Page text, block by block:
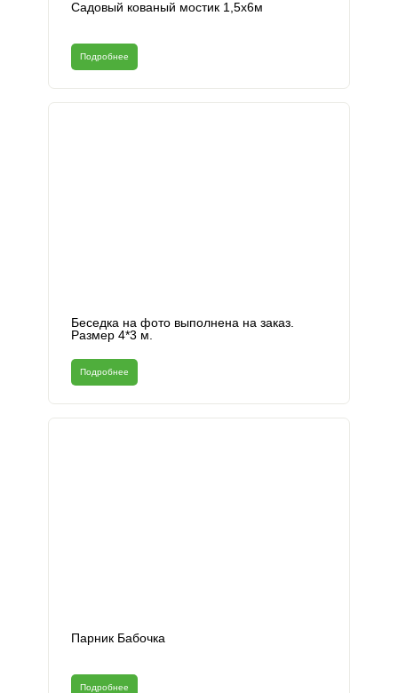
Садовый кованый мостик 1,5х6м
Подробнее
Беседка на фото выполнена на заказ.
Размер 4*3 м.
Подробнее
Парник Бабочка
Подробнее